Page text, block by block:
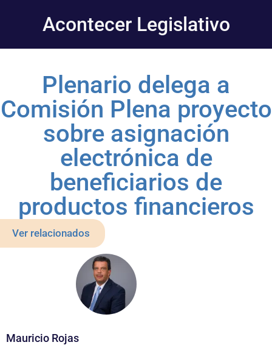
Acontecer Legislativo
Plenario delega a
Comisión Plena proyecto
sobre asignación
electrónica de
beneficiarios de
productos financieros
Ver relacionados
Mauricio Rojas